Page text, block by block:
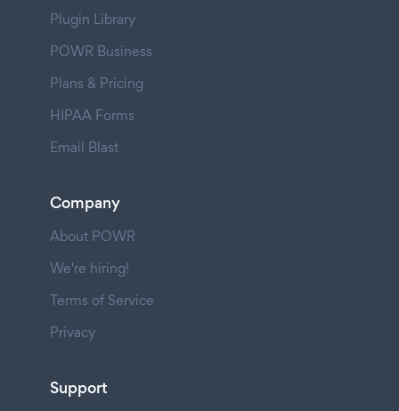
Plugin Library
POWR Business
Plans & Pricing
HIPAA Forms
Email Blast
Company
About POWR
We're hiring!
Terms of Service
Privacy
Support